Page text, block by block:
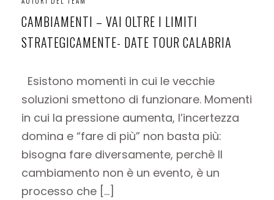
CAMBIAMENTI – VAI OLTRE I LIMITI
STRATEGICAMENTE- DATE TOUR CALABRIA
Esistono momenti in cui le vecchie
soluzioni smettono di funzionare. Momenti
in cui la pressione aumenta, l’incertezza
domina e “fare di più” non basta più:
bisogna fare diversamente, perchè Il
cambiamento non è un evento, è un
processo che […]